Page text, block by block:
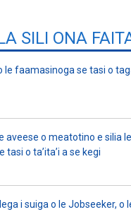
SILI ONA
le faamasinoga se tasi o
aveese o meatotino e silia
tasi o ta’ita’i a se kegi
i suiga o le Jobseeker, o